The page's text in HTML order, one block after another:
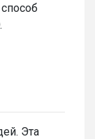
Эта